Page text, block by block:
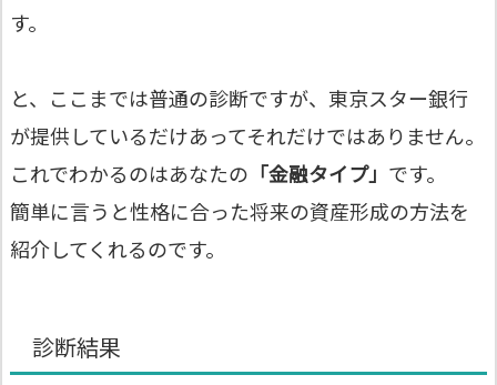
す。
と、ここまでは普通の診断ですが、東京スター銀行
が提供しているだけあってそれだけではありません。
これでわかるのはあなたの 「金融タイプ」 です。
簡単に言うと性格に合った将来の資産形成の方法を
紹介してくれるのです。
診断結果